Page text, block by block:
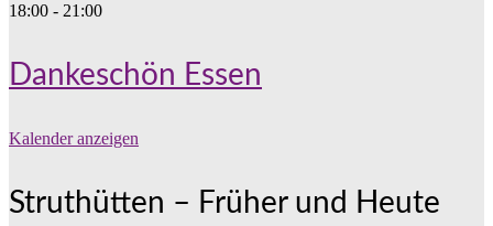
18:00 - 21:00
Dankeschön Essen
Kalender anzeigen
Struthütten – Früher und Heute